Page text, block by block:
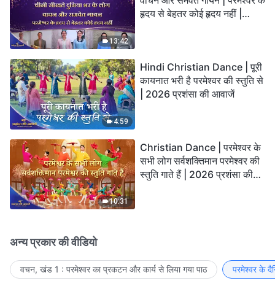
13:42
हृदय से बेहतर कोई हृदय नहीं |
4:59
Hindi Christian Dance | पूरी
कायनात भरी है परमेश्वर की स्तुति से
| 2026 प्रशंसा की आवाजें
10:31
Christian Dance | परमेश्वर के
सभी लोग सर्वशक्तिमान परमेश्वर की
स्तुति गाते हैं | 2026 प्रशंसा की
अन्य प्रकार की वीडियो
वचन, खंड 1 : परमेश्वर का प्रकटन और कार्य से लिया गया पाठ परमेश्वर के